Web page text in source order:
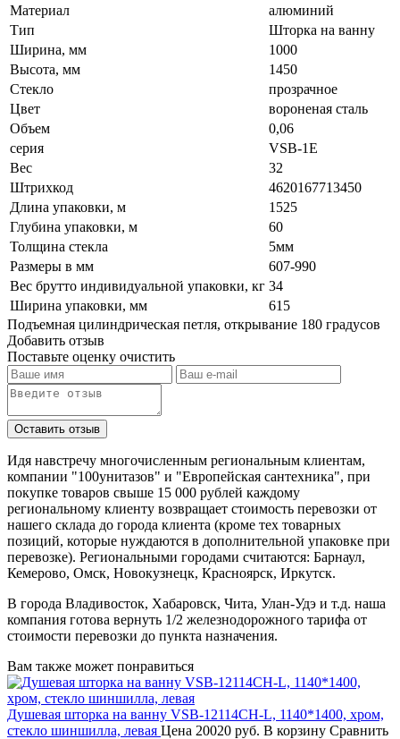
Материал
алюминий
Тип
Шторка на ванну
Ширина, мм
1000
Высота, мм
1450
Стекло
прозрачное
Цвет
вороненая сталь
Объем
0,06
серия
VSB-1E
Вес
32
Штрихкод
4620167713450
Длина упаковки, м
1525
Глубина упаковки, м
60
Толщина стекла
5мм
Размеры в мм
607-990
Вес брутто индивидуальной упаковки, кг 34
Ширина упаковки, мм
615
Подъемная цилиндрическая петля, открывание 180 градусов
Добавить отзыв
Поставьте оценку очистить
Идя навстречу многочисленным региональным клиентам,
компании "100унитазов" и "Европейская сантехника", при
покупке товаров свыше 15 000 рублей каждому
региональному клиенту возвращает стоимость перевозки от
нашего склада до города клиента (кроме тех товарных
позиций, которые нуждаются в дополнительной упаковке при
перевозке). Региональными городами считаются: Барнаул,
Кемерово, Омск, Новокузнецк, Красноярск, Иркутск.
В города Владивосток, Хабаровск, Чита, Улан-Удэ и т.д. наша
компания готова вернуть 1/2 железнодорожного тарифа от
стоимости перевозки до пункта назначения.
Вам также может понравиться
Душевая шторка на ванну VSB-12114CH-L, 1140*1400, хром,
стекло шиншилла, левая Цена 20020 руб. В корзину Сравнить